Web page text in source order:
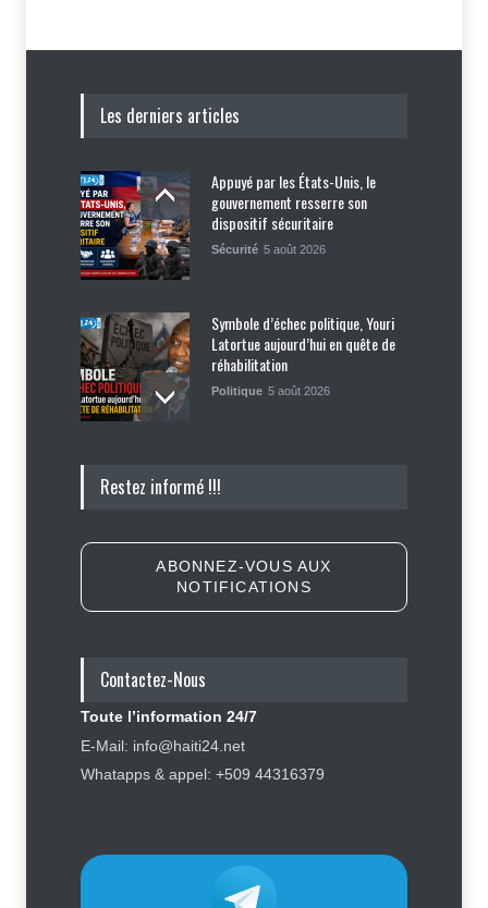
Les derniers articles
Appuyé par les États-Unis, le
gouvernement resserre son
dispositif sécuritaire
Sécurité 5 août 2026
Symbole d’échec politique, Youri
Latortue aujourd’hui en quête de
réhabilitation
Politique 5 août 2026
Airways se multiplient, des clients
Élections : Alix Didier Fils-Aimé
Haïti : Sandra Paulemon appelle à
accélérer la campagne de
Restez informé !!!
ABONNEZ-VOUS AUX
NOTIFICATIONS
Contactez-Nous
Toute l’information 24/7
E-Mail: info@haiti24.net
Whatapps & appel: +509 44316379